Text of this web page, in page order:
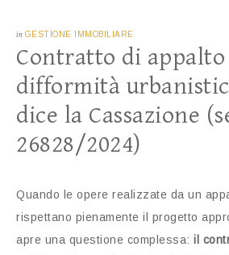
in GESTIONE IMMOBILIARE
Contratto di appalto
difformità
dice la Cassazione
26828/2024)
Quando le opere realizzate da un
rispettano pienamente il progetto
apre una questione complessa: il